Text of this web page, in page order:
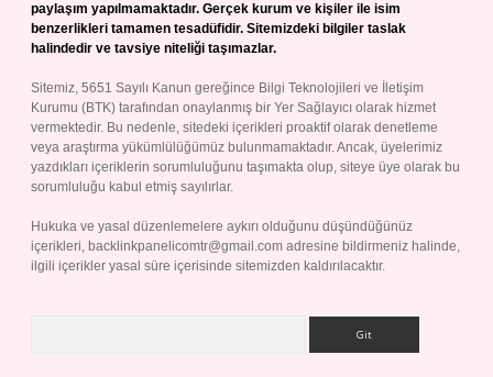
paylaşım yapılmamaktadır. Gerçek kurum ve kişiler ile isim
benzerlikleri tamamen tesadüfidir. Sitemizdeki bilgiler taslak
halindedir ve tavsiye niteliği taşımazlar.
Sitemiz, 5651 Sayılı Kanun gereğince Bilgi Teknolojileri ve İletişim
Kurumu (BTK) tarafından onaylanmış bir Yer Sağlayıcı olarak hizmet
vermektedir. Bu nedenle, sitedeki içerikleri proaktif olarak denetleme
veya araştırma yükümlülüğümüz bulunmamaktadır. Ancak, üyelerimiz
yazdıkları içeriklerin sorumluluğunu taşımakta olup, siteye üye olarak bu
sorumluluğu kabul etmiş sayılırlar.
Hukuka ve yasal düzenlemelere aykırı olduğunu düşündüğünüz
içerikleri, backlinkpanelicomtr@gmail.com adresine bildirmeniz halinde,
ilgili içerikler yasal süre içerisinde sitemizden kaldırılacaktır.